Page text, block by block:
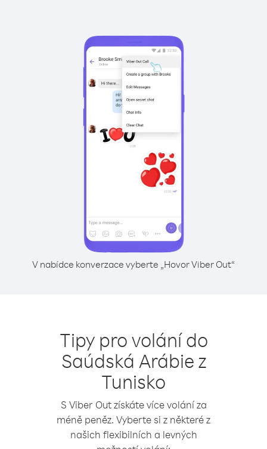
V nabídce konverzace vyberte „Hovor Viber Out“
Tipy pro volání do
Saúdská Arábie z
Tunisko
S Viber Out získáte více volání za
méně peněz. Vyberte si z některé z
našich flexibilních a levných